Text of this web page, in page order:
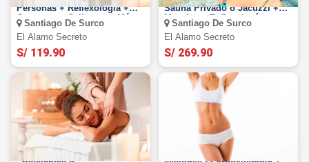
Personas + Reflexología +
Compresas Calientes y Más
en El Álamo Secreto
Santiago De Surco
El Alamo Secreto
S/ 119.90
Sauna Privado o Jacuzzi +
Masajes + Reflexología +
Limpieza facial Express
Santiago De Surco
El Alamo Secreto
S/ 269.90
Sesión de Masajes a Elección
Pack reductor intensivo 30